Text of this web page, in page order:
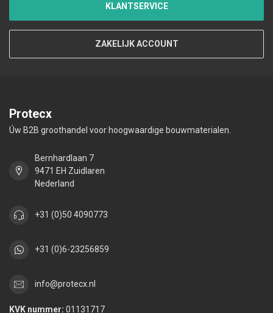
KLANTSERVICE
ZAKELIJK ACCOUNT
Protecx
Úw B2B groothandel voor hoogwaardige bouwmaterialen.
Bernhardlaan 7
9471 EH Zuidlaren
Nederland
+31 (0)50 4090773
+31 (0)6-23256859
info@protecx.nl
KVK nummer: 01131717